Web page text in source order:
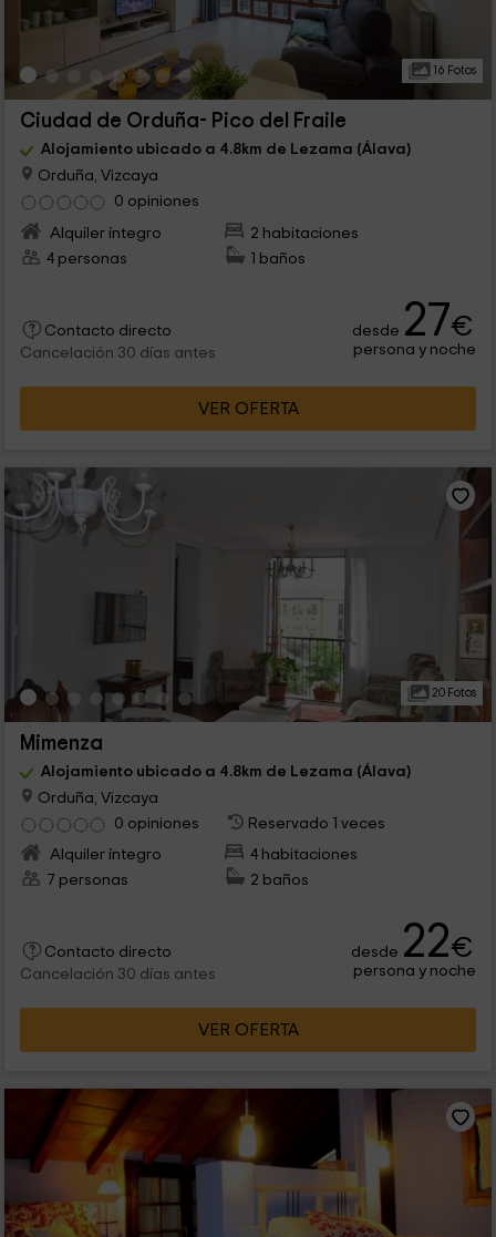
16 Fotos
Ciudad de Orduña- Pico del Fraile
Alojamiento ubicado a 4.8km de Lezama (Álava)
Orduña, Vizcaya
0 opiniones
Alquiler íntegro
2 habitaciones
4 personas
1 baños
Contacto directo
Cancelación 30 días antes
desde 27€
persona y noche
VER OFERTA
20 Fotos
Mimenza
Alojamiento ubicado a 4.8km de Lezama (Álava)
Orduña, Vizcaya
0 opiniones
Reservado 1 veces
Alquiler íntegro
4 habitaciones
7 personas
2 baños
Contacto directo
Cancelación 30 días antes
desde 22€
persona y noche
VER OFERTA